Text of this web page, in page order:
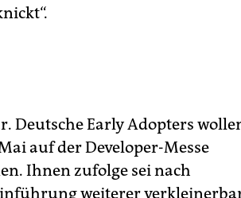
Deutsche Early Adopters
auf der Developer-Messe
Ihnen zufolge sei nach
weiterer